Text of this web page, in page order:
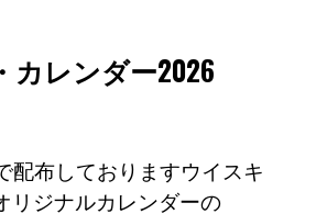
カレンダー2026
配布しておりますウイスキ
リジナルカレンダーの